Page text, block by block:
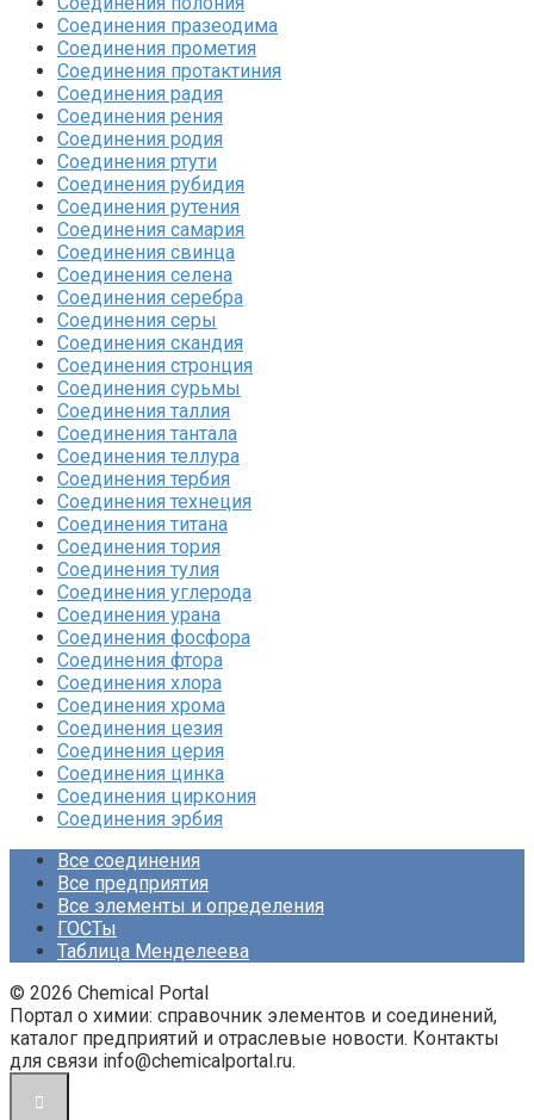
Соединения празеодима‎
Соединения прометия‎
Соединения протактиния‎
Соединения радия‎
Соединения рения‎
Соединения родия‎
Соединения ртути‎
Соединения рубидия‎
Соединения рутения‎
Соединения самария‎
Соединения свинца‎
Соединения селена‎
Соединения серебра‎
Соединения серы‎
Соединения скандия
Соединения стронция‎
Соединения сурьмы
Соединения таллия‎
Соединения тантала‎
Соединения теллура‎
Соединения тербия‎
Соединения технеция‎
Соединения титана
Соединения тория‎
Соединения тулия‎
Соединения углерода‎
Соединения урана‎
Соединения фосфора‎
Соединения фтора‎
Соединения хлора‎
Соединения хрома‎
Соединения цезия‎
Соединения церия‎
Соединения цинка‎
Соединения циркония‎
Соединения эрбия
Все соединения
Все предприятия
Все элементы и определения
ГОСТы
Таблица Менделеева
© 2026 Chemical Portal
Портал о химии: справочник элементов и соединений,
каталог предприятий и отраслевые новости. Контакты
для связи info@chemicalportal.ru.